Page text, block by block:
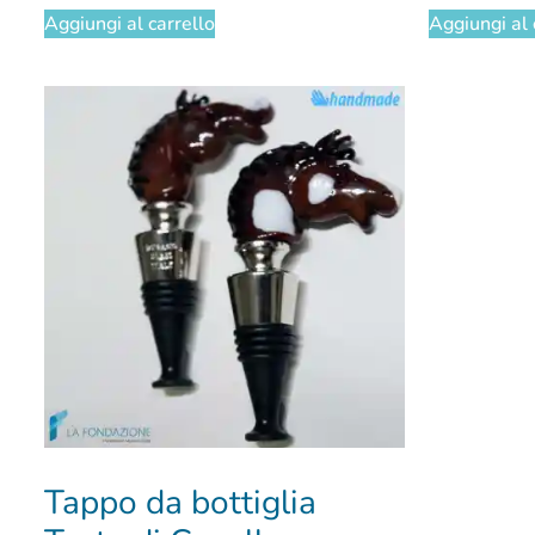
Aggiungi al carrello Aggiungi al
Tappo da bottiglia